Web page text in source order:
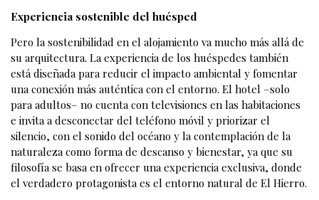
Experiencia sostenible del huésped
Pero la sostenibilidad en el alojamiento va mucho más allá de
su arquitectura. La experiencia de los huéspedes también
está diseñada para reducir el impacto ambiental y fomentar
una conexión más auténtica con el entorno. El hotel –solo
para adultos– no cuenta con televisiones en las habitaciones
e invita a desconectar del teléfono móvil y priorizar el
silencio, con el sonido del océano y la contemplación de la
naturaleza como forma de descanso y bienestar, ya que su
filosofía se basa en ofrecer una experiencia exclusiva, donde
el verdadero protagonista es el entorno natural de El Hierro.